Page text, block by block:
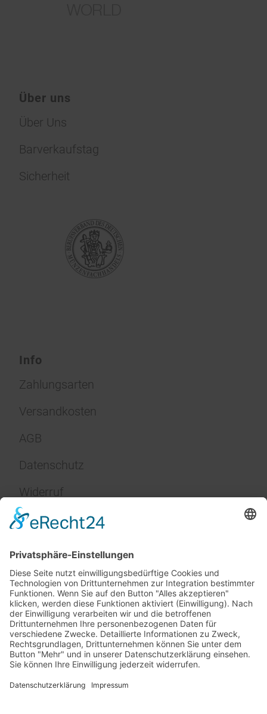
Über uns
Über Uns
Barverkaufstag
Sicherheit
Info
Zahlungsarten
Versandkosten
AGB
Datenschutz
Widerruf
Impressum
Service
FAQ
Zahlungsarten